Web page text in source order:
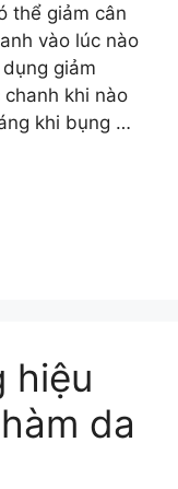
thể giảm cân
vào lúc nào
giảm
khi nào
khi bụng …
hiệu
da